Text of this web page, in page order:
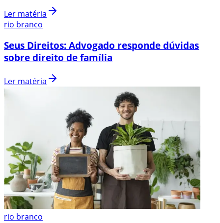
Ler matéria
rio branco
Seus Direitos: Advogado responde dúvidas
sobre direito de família
Ler matéria
rio branco